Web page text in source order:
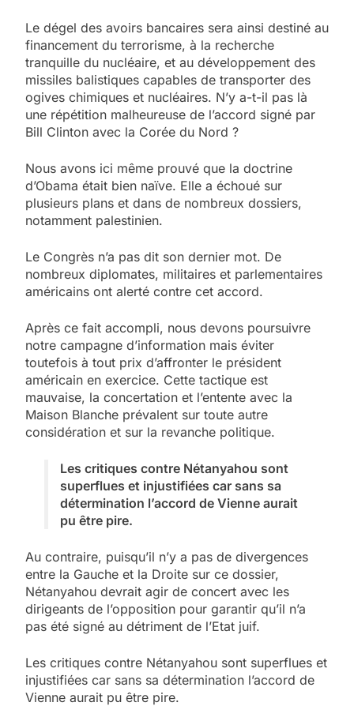
Le dégel des avoirs bancaires sera ainsi destiné au
financement du terrorisme, à la recherche
tranquille du nucléaire, et au développement des
missiles balistiques capables de transporter des
ogives chimiques et nucléaires. N’y a-t-il pas là
une répétition malheureuse de l’accord signé par
Bill Clinton avec la Corée du Nord ?
Nous avons ici même prouvé que la doctrine
d’Obama était bien naïve. Elle a échoué sur
plusieurs plans et dans de nombreux dossiers,
notamment palestinien.
Le Congrès n’a pas dit son dernier mot. De
nombreux diplomates, militaires et parlementaires
américains ont alerté contre cet accord.
Après ce fait accompli, nous devons poursuivre
notre campagne d’information mais éviter
toutefois à tout prix d’affronter le président
américain en exercice. Cette tactique est
mauvaise, la concertation et l’entente avec la
Maison Blanche prévalent sur toute autre
considération et sur la revanche politique.
Les critiques contre Nétanyahou sont
superflues et injustifiées car sans sa
détermination l’accord de Vienne aurait
pu être pire.
Au contraire, puisqu’il n’y a pas de divergences
entre la Gauche et la Droite sur ce dossier,
Nétanyahou devrait agir de concert avec les
dirigeants de l’opposition pour garantir qu’il n’a
pas été signé au détriment de l’Etat juif.
Les critiques contre Nétanyahou sont superflues et
injustifiées car sans sa détermination l’accord de
Vienne aurait pu être pire.